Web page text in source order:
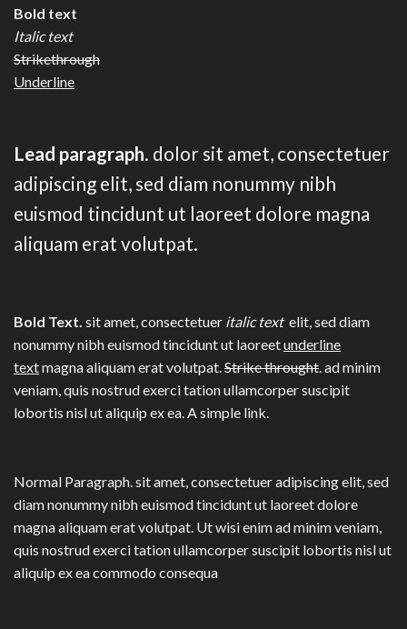
Bold text
Italic text
Strikethrough
Underline
Lead paragraph. dolor sit amet, consectetuer
adipiscing elit, sed diam nonummy nibh
euismod tincidunt ut laoreet dolore magna
aliquam erat volutpat.
Bold Text. sit amet, consectetuer italic text elit, sed diam
nonummy nibh euismod tincidunt ut laoreetunderline
textmagna aliquam erat volutpat.Strike throught. ad minim
veniam, quis nostrud exerci tation ullamcorper suscipit
lobortis nisl ut aliquip ex ea.A simple link.
Normal Paragraph. sit amet, consectetuer adipiscing elit, sed
diam nonummy nibh euismod tincidunt ut laoreet dolore
magna aliquam erat volutpat. Ut wisi enim ad minim veniam,
quis nostrud exerci tation ullamcorper suscipit lobortis nisl ut
aliquip ex ea commodo consequa